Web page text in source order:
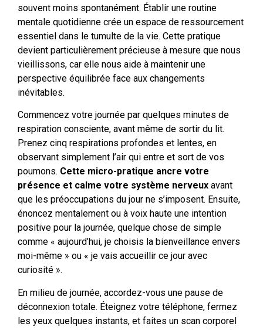
souvent moins spontanément. Établir une routine
mentale quotidienne crée un espace de ressourcement
essentiel dans le tumulte de la vie. Cette pratique
devient particulièrement précieuse à mesure que nous
vieillissons, car elle nous aide à maintenir une
perspective équilibrée face aux changements
inévitables.
Commencez votre journée par quelques minutes de
respiration consciente, avant même de sortir du lit.
Prenez cinq respirations profondes et lentes, en
observant simplement l’air qui entre et sort de vos
poumons. Cette micro-pratique ancre votre
présence et calme votre système nerveux avant
que les préoccupations du jour ne s’imposent. Ensuite,
énoncez mentalement ou à voix haute une intention
positive pour la journée, quelque chose de simple
comme « aujourd’hui, je choisis la bienveillance envers
moi-même » ou « je vais accueillir ce jour avec
curiosité ».
En milieu de journée, accordez-vous une pause de
déconnexion totale. Éteignez votre téléphone, fermez
les yeux quelques instants, et faites un scan corporel